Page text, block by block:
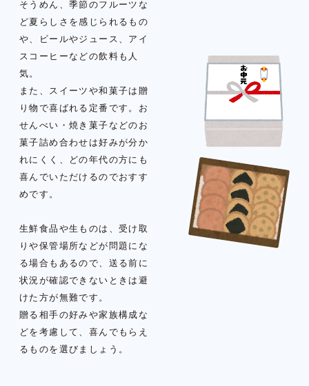
そうめん、季節のフルーツな
ど夏らしさを感じられるもの
や、ビールやジュース、アイ
スコーヒーなどの飲料も人
気。
また、スイーツや和菓子は贈
り物で喜ばれる定番です。お
せんべい・焼き菓子などのお
菓子詰め合わせは好みが分か
れにくく、どの年代の方にも
喜んでいただけるのでおすす
めです。
生鮮食品や生ものは、受け取
りや保管場所などが問題にな
る場合もあるので、送る前に
状況が確認できないときは避
けた方が無難です。
贈る相手の好みや家族構成な
どを考慮して、喜んでもらえ
るものを選びましょう。